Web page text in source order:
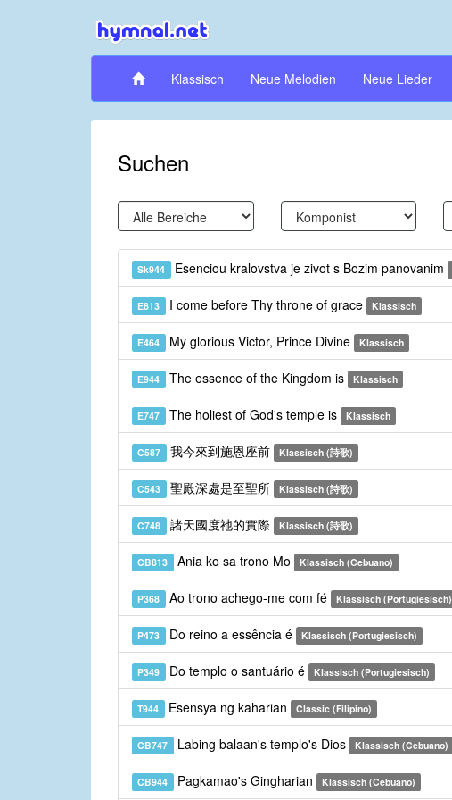
Klassisch Neue Melodien Neue Lieder
Suchen
Sk944 Esenciou kralovstva je zivot s Bozim panovanim
E813 I come before Thy throne of grace Klassisch
E464 My glorious Victor, Prince Divine Klassisch
E944 The essence of the Kingdom is Klassisch
E747 The holiest of God's temple is Klassisch
C587 我今來到施恩座前 Klassisch (詩歌)
C543 聖殿深處是至聖所 Klassisch (詩歌)
C748 諸天國度祂的實際 Klassisch (詩歌)
CB813 Ania ko sa trono Mo Klassisch (Cebuano)
P368 Ao trono achego-me com fé Klassisch (Portugiesisch)
P473 Do reino a essência é Klassisch (Portugiesisch)
P349 Do templo o santuário é Klassisch (Portugiesisch)
T944 Esensya ng kaharian Classic (Filipino)
CB747 Labing balaan's templo's Dios Klassisch (Cebuano)
CB944 Pagkamao's Gingharian Klassisch (Cebuano)